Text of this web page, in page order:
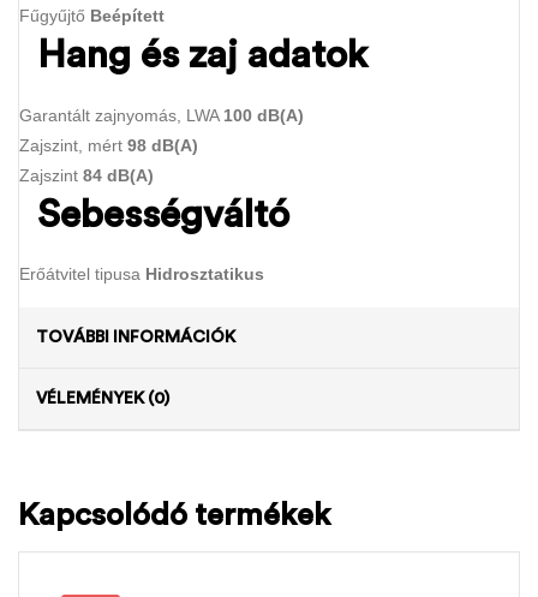
Fűgyűjtő Beépített
Hang és zaj adatok
Garantált zajnyomás, LWA 100 dB(A)
Zajszint, mért 98 dB(A)
Zajszint 84 dB(A)
Sebességváltó
Erőátvitel tipusa Hidrosztatikus
TOVÁBBI INFORMÁCIÓK
VÉLEMÉNYEK (0)
Kapcsolódó termékek